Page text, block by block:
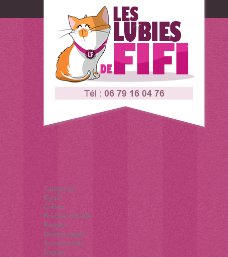
Contactez-nous
Catégories
Bijoux
Colliers
Boucles d'oreille
Badges
Marque-pages
Accroche sac
Bagues